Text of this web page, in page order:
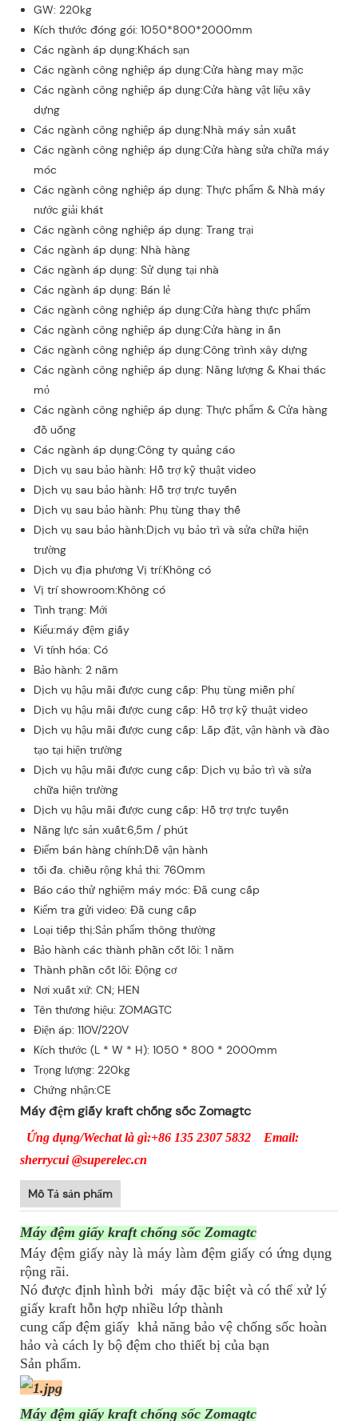
GW: 220kg
Kích thước đóng gói: 1050*800*2000mm
Các ngành áp dụng:Khách sạn
Các ngành công nghiệp áp dụng:Cửa hàng may mặc
Các ngành công nghiệp áp dụng:Cửa hàng vật liệu xây
dựng
Các ngành công nghiệp áp dụng:Nhà máy sản xuất
Các ngành công nghiệp áp dụng:Cửa hàng sửa chữa máy
móc
Các ngành công nghiệp áp dụng: Thực phẩm & Nhà máy
nước giải khát
Các ngành công nghiệp áp dụng: Trang trại
Các ngành áp dụng: Nhà hàng
Các ngành áp dụng: Sử dụng tại nhà
Các ngành áp dụng: Bán lẻ
Các ngành công nghiệp áp dụng:Cửa hàng thực phẩm
Các ngành công nghiệp áp dụng:Cửa hàng in ấn
Các ngành công nghiệp áp dụng:Công trình xây dựng
Các ngành công nghiệp áp dụng: Năng lượng & Khai thác
mỏ
Các ngành công nghiệp áp dụng: Thực phẩm & Cửa hàng
đồ uống
Các ngành áp dụng:Công ty quảng cáo
Dịch vụ sau bảo hành: Hỗ trợ kỹ thuật video
Dịch vụ sau bảo hành: Hỗ trợ trực tuyến
Dịch vụ sau bảo hành: Phụ tùng thay thế
Dịch vụ sau bảo hành:Dịch vụ bảo trì và sửa chữa hiện
trường
Dịch vụ địa phương Vị trí:Không có
Vị trí showroom:Không có
Tình trạng: Mới
Kiểu:máy đệm giấy
Vi tính hóa: Có
Bảo hành: 2 năm
Dịch vụ hậu mãi được cung cấp: Phụ tùng miễn phí
Dịch vụ hậu mãi được cung cấp: Hỗ trợ kỹ thuật video
Dịch vụ hậu mãi được cung cấp: Lắp đặt, vận hành và đào
tạo tại hiện trường
Dịch vụ hậu mãi được cung cấp: Dịch vụ bảo trì và sửa
chữa hiện trường
Dịch vụ hậu mãi được cung cấp: Hỗ trợ trực tuyến
Năng lực sản xuất:6,5m / phút
Điểm bán hàng chính:Dễ vận hành
tối đa. chiều rộng khả thi: 760mm
Báo cáo thử nghiệm máy móc: Đã cung cấp
Kiểm tra gửi video: Đã cung cấp
Loại tiếp thị:Sản phẩm thông thường
Bảo hành các thành phần cốt lõi: 1 năm
Thành phần cốt lõi: Động cơ
Nơi xuất xứ: CN; HEN
Tên thương hiệu: ZOMAGTC
Điện áp: 110V/220V
Kích thước (L * W * H): 1050 * 800 * 2000mm
Trọng lượng: 220kg
Chứng nhận:CE
Máy đệm giấy kraft chống sốc Zomagtc
Ứng dụng/Wechat là gì:+86 135 2307 5832 Email:
sherrycui @superelec.cn
Mô Tả sản phẩm
Máy đệm giấy kraft chống sốc Zomagtc
Máy đệm giấy này là máy làm đệm giấy có ứng dụng
rộng rãi.
Nó được định hình bởi máy đặc biệt và có thể xử lý
giấy kraft hỗn hợp nhiều lớp thành
cung cấp đệm giấy khả năng bảo vệ chống sốc hoàn
hảo và cách ly bộ đệm cho thiết bị của bạn
Sản phẩm.
Máy đệm giấy kraft chống sốc Zomagtc